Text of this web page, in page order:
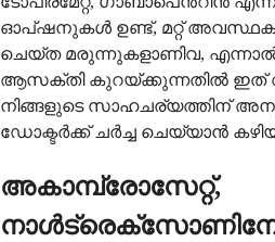
ഓപ്ഷനുകൾ ഉണ്ട്, മറ്റ്
ചെയ്ത മരുന്നുകളാണിവ,
ആസക്തി കുറയ്ക്കുന്നതിൽ ഇത്
നിങ്ങളുടെ സാഹചര്യത്തിന്
ഡോക്ടർക്ക് ചർച്ച ചെയ്യാൻ
അകാമ്പ്രോസേറ്റ്,